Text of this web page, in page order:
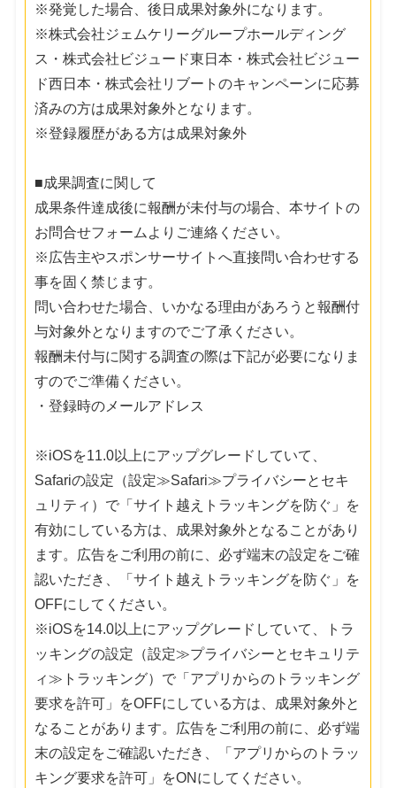
※発覚した場合、後日成果対象外になります。
※株式会社ジェムケリーグループホールディング
ス・株式会社ビジュード東日本・株式会社ビジュー
ド西日本・株式会社リブートのキャンペーンに応募
済みの方は成果対象外となります。
※登録履歴がある方は成果対象外
■成果調査に関して
成果条件達成後に報酬が未付与の場合、本サイトの
お問合せフォームよりご連絡ください。
※広告主やスポンサーサイトへ直接問い合わせする
事を固く禁じます。
問い合わせた場合、いかなる理由があろうと報酬付
与対象外となりますのでご了承ください。
報酬未付与に関する調査の際は下記が必要になりま
すのでご準備ください。
・登録時のメールアドレス
※iOSを11.0以上にアップグレードしていて、
Safariの設定（設定≫Safari≫プライバシーとセキ
ュリティ）で「サイト越えトラッキングを防ぐ」を
有効にしている方は、成果対象外となることがあり
ます。広告をご利用の前に、必ず端末の設定をご確
認いただき、「サイト越えトラッキングを防ぐ」を
OFFにしてください。
※iOSを14.0以上にアップグレードしていて、トラ
ッキングの設定（設定≫プライバシーとセキュリテ
ィ≫トラッキング）で「アプリからのトラッキング
要求を許可」をOFFにしている方は、成果対象外と
なることがあります。広告をご利用の前に、必ず端
末の設定をご確認いただき、「アプリからのトラッ
キング要求を許可」をONにしてください。